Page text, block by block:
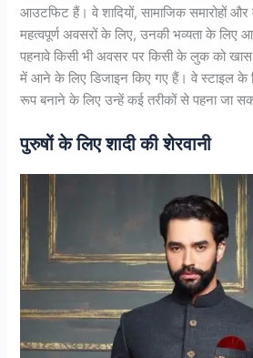
आउटफिट हैं। वे शादियों, सामाजिक समारोहों और
महत्वपूर्ण अवसरों के लिए, उनकी भव्यता के लिए
पहनावे किसी भी अवसर पर किसी के लुक को
में आने के लिए डिजाइन किए गए हैं। वे स्टाइल के
रूप बनाने के लिए उन्हें कई तरीकों से पहना जा
पुरुषों के लिए शादी की शेरवानी